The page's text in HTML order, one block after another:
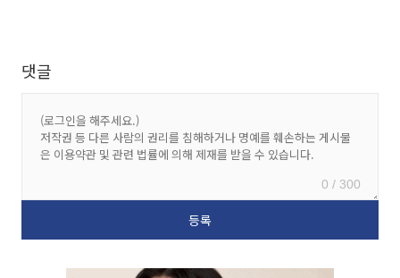
댓글
0 / 300